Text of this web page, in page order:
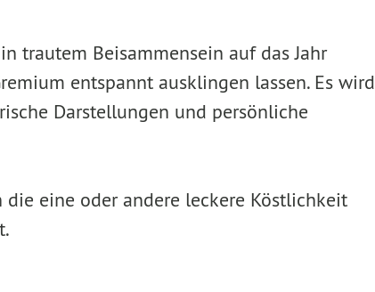
trautem Beisammensein auf das Jahr
entspannt ausklingen lassen. Es wird
Darstellungen und persönliche
eine oder andere leckere Köstlichkeit